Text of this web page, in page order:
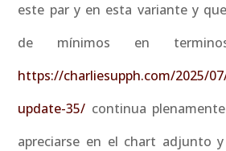
este par y en esta variante y
de mínimos en
https://charliesupph.com/2025/
update-35/ continua
apreciarse en el chart adjunto